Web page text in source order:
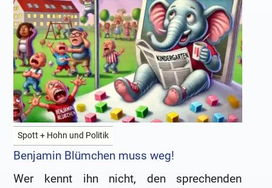
Spott + Hohn und Politik
Benjamin Blümchen muss weg!
Wer kennt ihn nicht, den sprechenden